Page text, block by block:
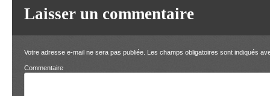
Laisser un commentaire
Votre adresse e-mail ne sera pas publiée. Les champs obligatoires sont indiqués